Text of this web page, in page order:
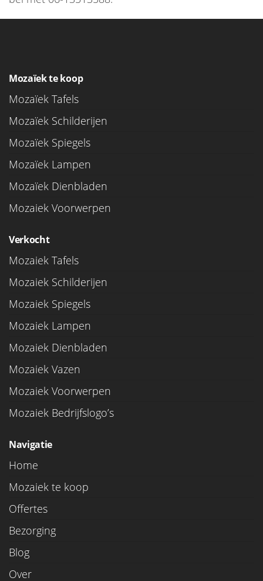
Mozaïek te koop
Mozaïek Tafels
Mozaïek Schilderijen
Mozaïek Spiegels
Mozaïek Lampen
Mozaïek Dienbladen
Mozaiek Voorwerpen
Verkocht
Mozaiek Tafels
Mozaiek Schilderijen
Mozaiek Spiegels
Mozaiek Lampen
Mozaiek Dienbladen
Mozaiek Vazen
Mozaiek Voorwerpen
Mozaiek Bedrijfslogo’s
Navigatie
Home
Mozaiek te koop
Offertes
Bezorging
Blog
Over